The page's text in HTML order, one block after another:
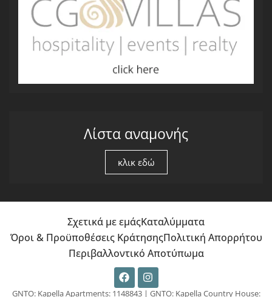
Λίστα αναμονής
κλικ εδώ
Σχετικά με εμάςΚαταλύμματα
Όροι & Προϋποθέσεις ΚράτησηςΠολιτική Απορρήτου
Περιβαλλοντικό Αποτύπωμα
GNTO: Kapella Apartments: 1148843 | GNTO: Kapella Country House: